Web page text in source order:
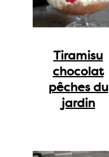
Tiramisu
chocolat
pêches du
jardin